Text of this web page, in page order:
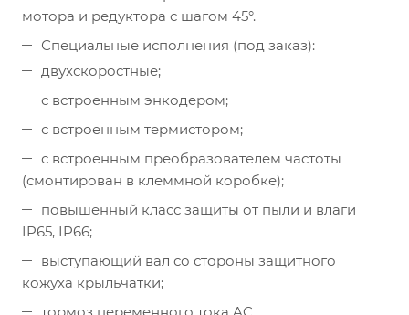
мотора и редуктора с шагом 45°.
Специальные исполнения (под заказ):
двухскоростные;
с встроенным энкодером;
с встроенным термистором;
с встроенным преобразователем частоты
(смонтирован в клеммной коробке);
повышенный класс защиты от пыли и влаги
IP65, IP66;
выступающий вал со стороны защитного
кожуха крыльчатки;